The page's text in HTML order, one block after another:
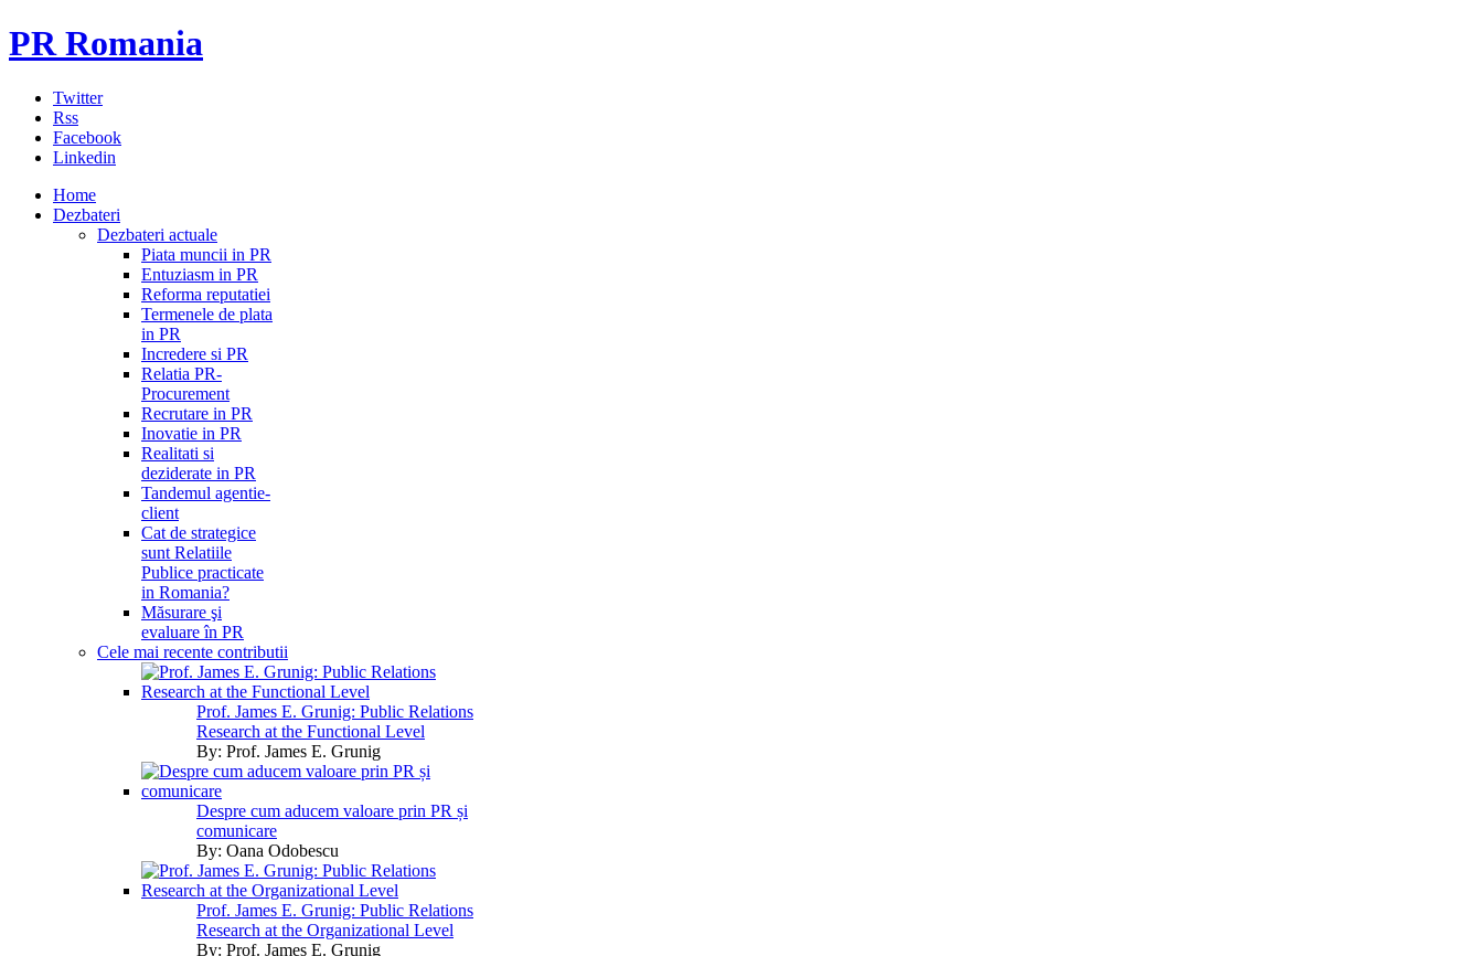
PR Romania
Twitter
Rss
Facebook
Linkedin
Home
Dezbateri
Dezbateri actuale
Piata muncii in PR
Entuziasm in PR
Reforma reputatiei
Termenele de plata
in PR
Incredere si PR
Relatia PR-
Procurement
Recrutare in PR
Inovatie in PR
Realitati si
deziderate in PR
Tandemul agentie-
client
Cat de strategice
sunt Relatiile
Publice practicate
in Romania?
Măsurare şi
evaluare în PR
Cele mai recente contributii
Prof. James E. Grunig: Public Relations
Research at the Functional Level
By: Prof. James E. Grunig
Despre cum aducem valoare prin PR și
comunicare
By: Oana Odobescu
Prof. James E. Grunig: Public Relations
Research at the Organizational Level
By: Prof. James E. Grunig